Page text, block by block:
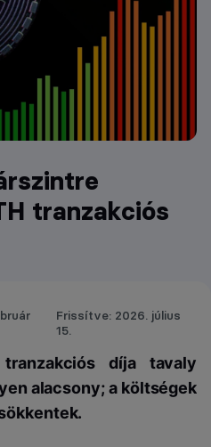
tranzakciós
Frissítve: 2026. július
15.
díja tavaly
alacsony; a költségek